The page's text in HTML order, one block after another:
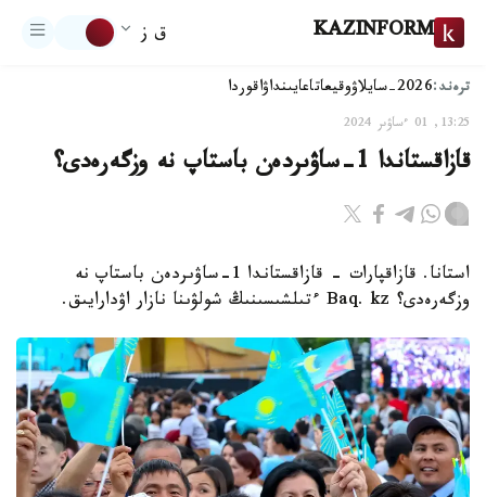
KAZINFORM ق ز
ترەند:2026-سايلاۋ وقيعاتاعايىنداۋاقوردا
13:25, 01 ءساۋىر 2024
قازاقستاندا 1-ساۋىردەن باستاپ نە وزگەرەدى؟
استانا. قازاقپارات - قازاقستاندا 1-ساۋىردەن باستاپ نە
وزگەرەدى؟ Baq. kz ءتىلشىسىنىڭ شولۋىنا نازار اۋدارايىق.